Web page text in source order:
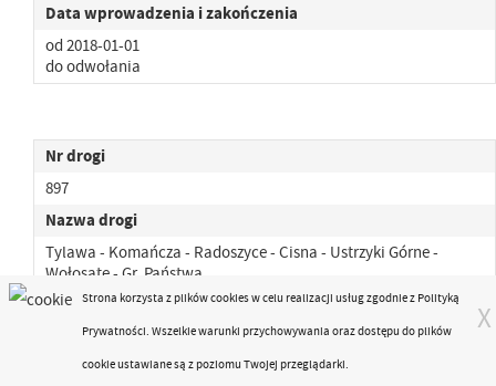
Data wprowadzenia i zakończenia
od 2018-01-01
do odwołania
Nr drogi
897
Nazwa drogi
Tylawa - Komańcza - Radoszyce - Cisna - Ustrzyki Górne -
Wołosate - Gr. Państwa
Lokalizacja
- pot. Górna Wetlinka, km 87+236 m. Wetlina
Zobacz na mapie
X
Strona korzysta z plikówcookiesw celu realizacji usług zgodnie z Polityką
Prywatności. Wszelkie warunki przychowywania oraz dostępu do plików
cookie ustawiane są z poziomu Twojej przeglądarki.